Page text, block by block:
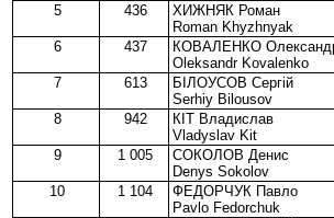
5 436
ХИЖНЯК Роман
Roman Khyzhnyak
6 437
КОВАЛЕНКО
Oleksandr Kovalenko
7 613
БІЛОУСОВ Сергій
Serhiy Bilousov
8 942
КІТ Владислав
Vladyslav Kit
9 1 005
СОКОЛОВ Денис
Denys Sokolov
10 1 104
ФЕДОРЧУК Павло
Pavlo Fedorchuk